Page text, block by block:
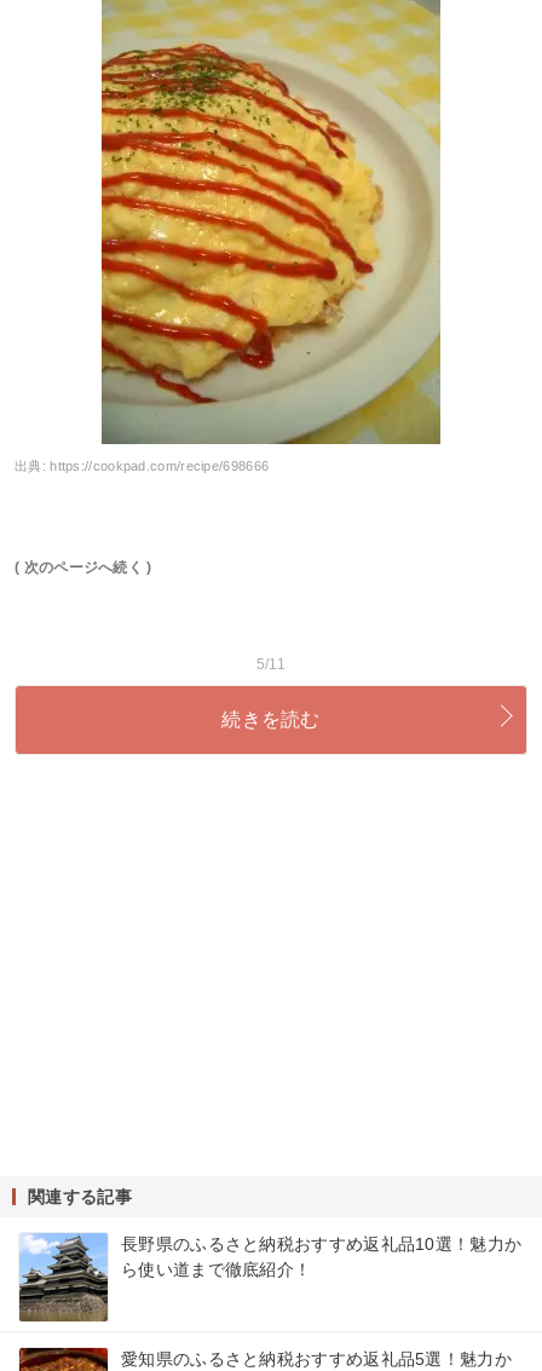
出典:https://cookpad.com/recipe/698666
( 次のページへ続く )
5/11
続きを読む
関連する記事
長野県のふるさと納税おすすめ返礼品10選！魅力か
ら使い道まで徹底紹介！
愛知県のふるさと納税おすすめ返礼品5選！魅力か